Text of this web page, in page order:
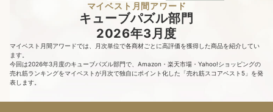
マイベスト月間アワード
キューブパズル部門
2026年3月度
マイベスト月間アワードでは、月次単位で各商材ごとに高評価を獲得した商品を紹介してい
ます。
今回は2026年3月度のキューブパズル部門で、Amazon・楽天市場・Yahoo!ショッピングの
売れ筋ランキングをマイベストが月次で独自にポイント化した「売れ筋スコアベスト5」を発
表します。